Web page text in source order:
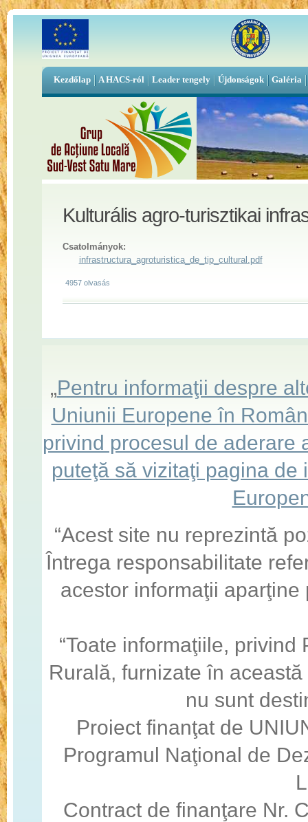
Kezdőlap A HACS-ról Leader tengely Újdonságok Galéria
Kulturális agro-turisztikai
Csatolmányok:
infrastructura_agroturistica_de_tip_cultural.pdf
4957 olvasás
„Pentru informaţii despre
Uniunii Europene în
privind procesul de aderare
puteţă să vizitaţi pagina
“Acest site nu reprezintă
Întrega responsabilitate
acestor informaţii
“Toate informaţiile,
Rurală, furnizate în
nu sunt
Proiect finanţat de
Programul Naţional de
Contract de finanţare Nr.